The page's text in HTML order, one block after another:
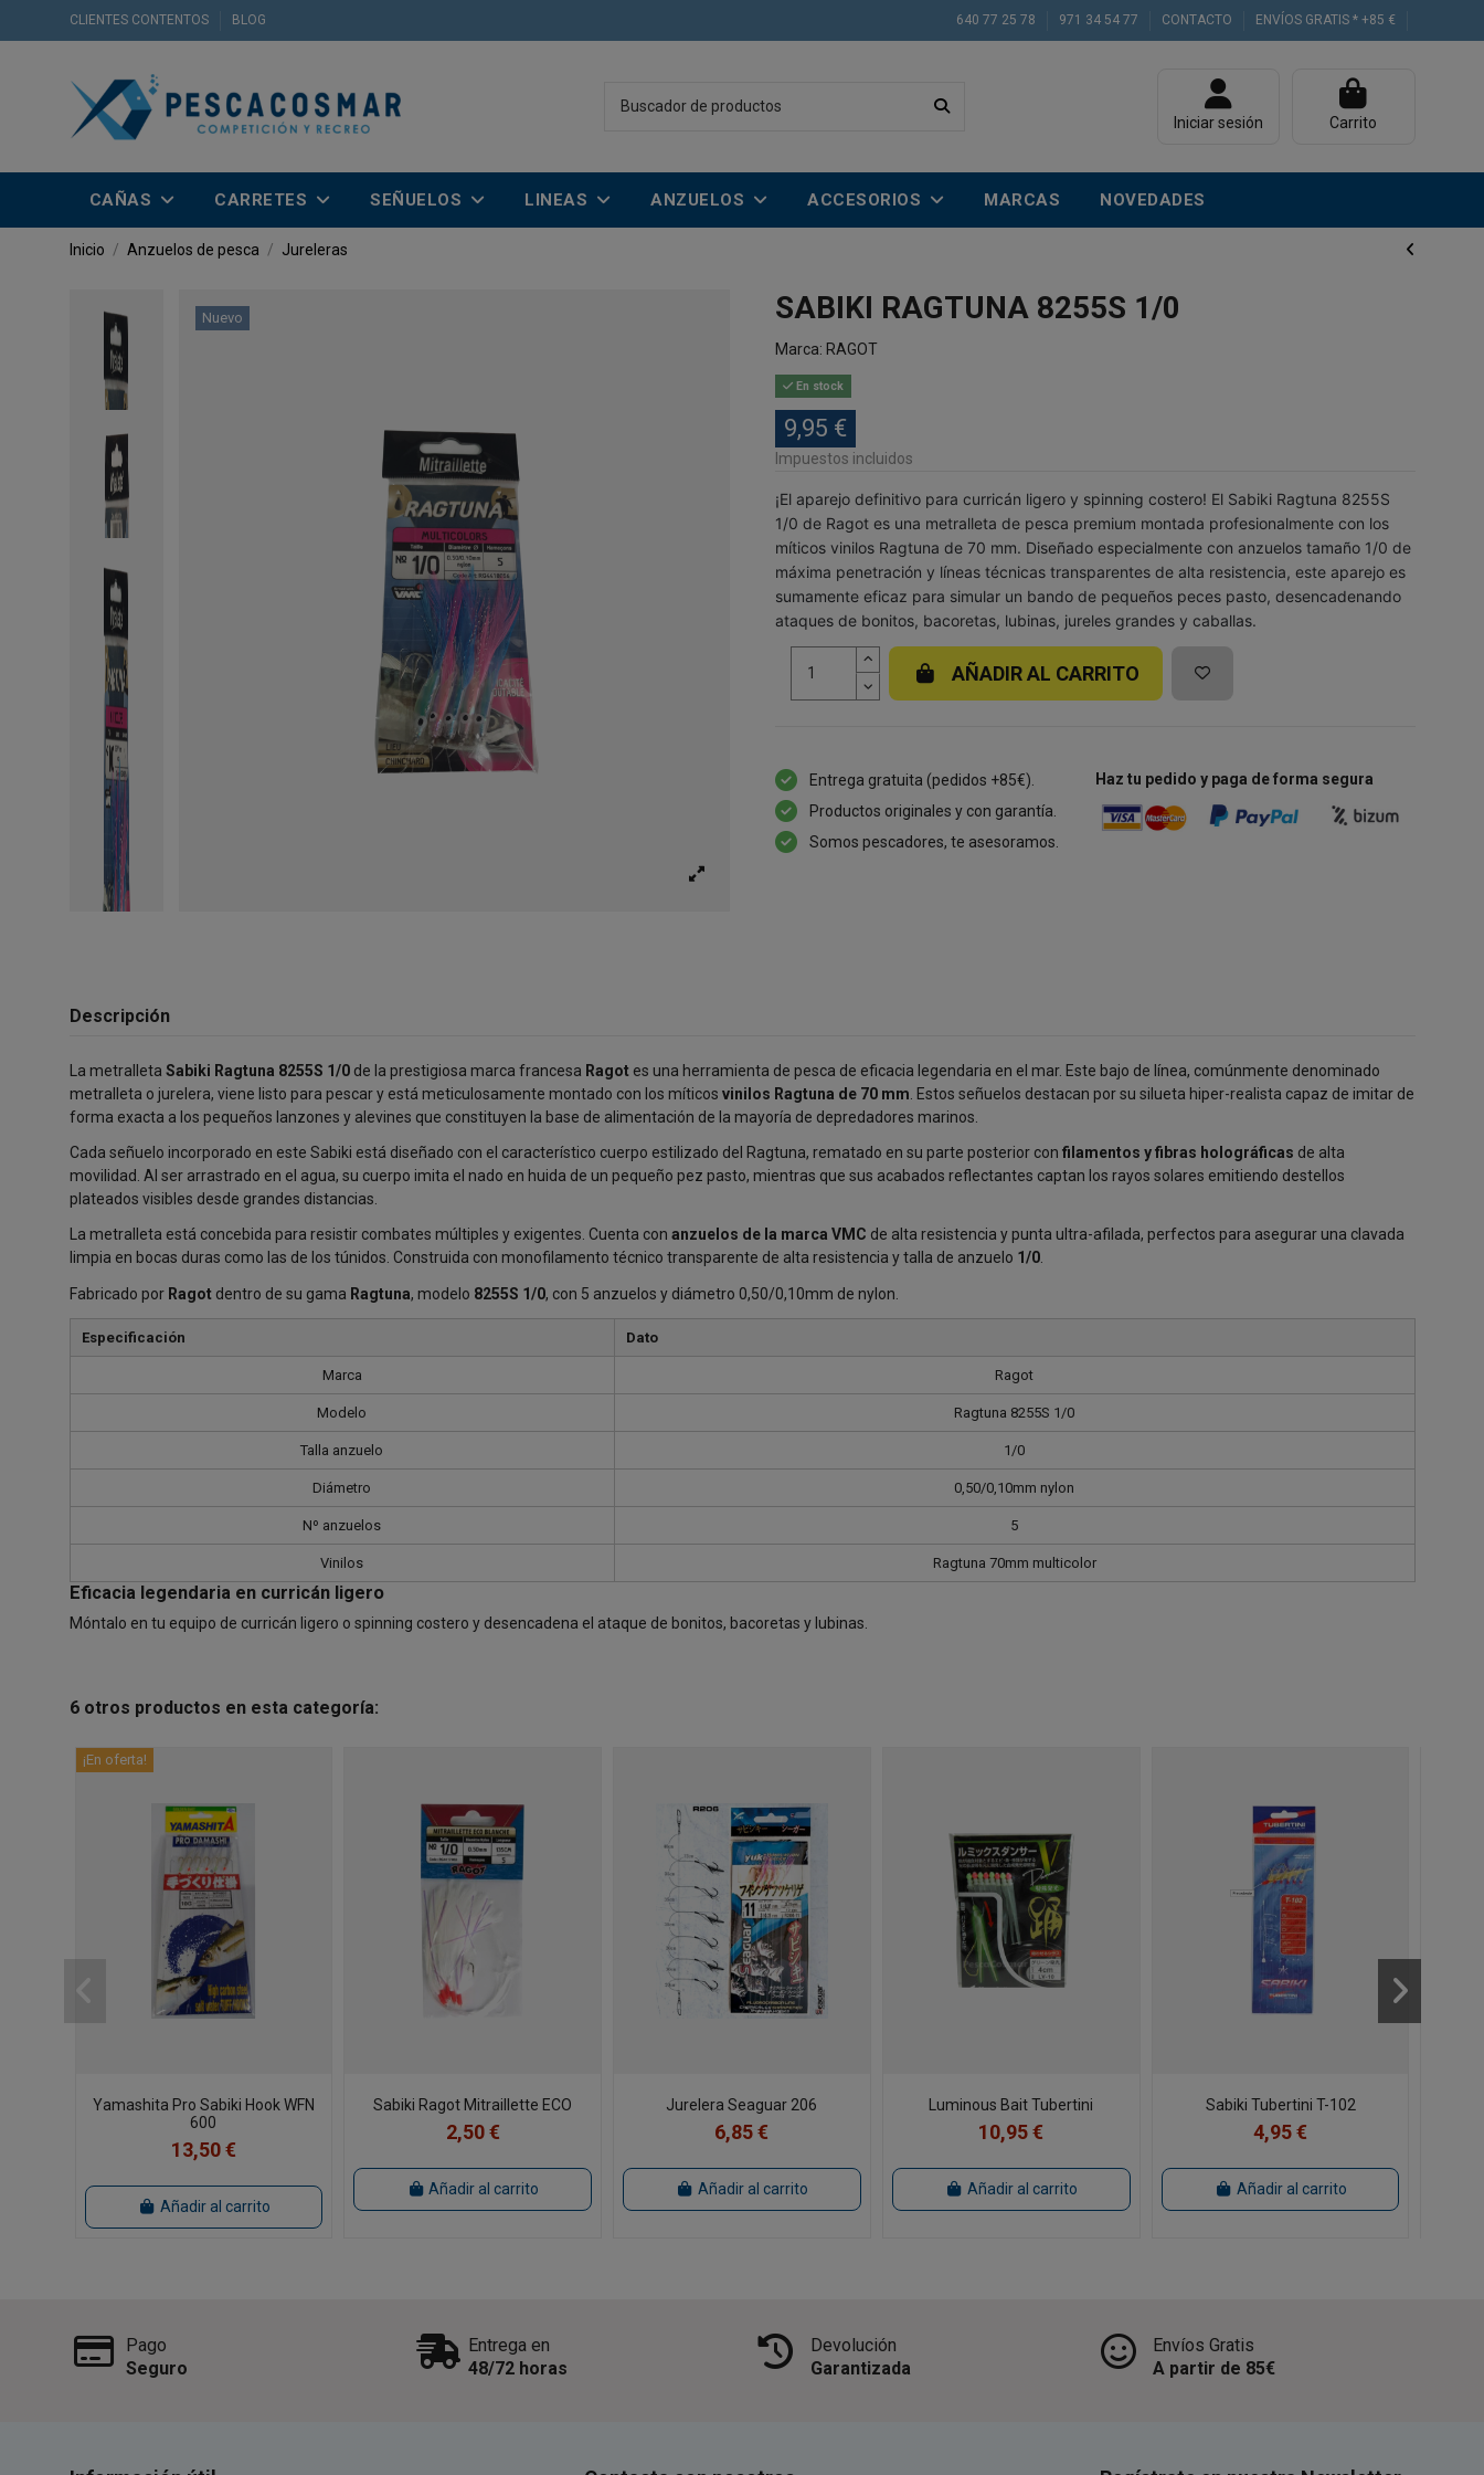
CLIENTES CONTENTOS BLOG 640 77 25 78 971 34 54 77 CONTACTO ENVÍOS GRATIS * +85 €
Iniciar sesión Carrito
CAÑAS CARRETES SEÑUELOS LINEAS ANZUELOS ACCESORIOS MARCAS NOVEDADES
Inicio Anzuelos de pesca Jureleras
Nuevo SABIKI RAGTUNA 8255S 1/0
Marca: RAGOT
En stock
9,95 €
Impuestos incluidos
¡El aparejo definitivo para curricán ligero y spinning costero! El Sabiki Ragtuna 8255S
1/0 de Ragot es una metralleta de pesca premium montada profesionalmente con los
míticos vinilos Ragtuna de 70 mm. Diseñado especialmente con anzuelos tamaño 1/0 de
máxima penetración y líneas técnicas transparentes de alta resistencia, este aparejo es
sumamente eficaz para simular un bando de pequeños peces pasto, desencadenando
ataques de bonitos, bacoretas, lubinas, jureles grandes y caballas.
AÑADIR AL CARRITO
Entrega gratuita (pedidos +85€).
Productos originales y con garantía.
Somos pescadores, te asesoramos.
Haz tu pedido y paga de forma segura
Descripción
La metralleta Sabiki Ragtuna 8255S 1/0de la prestigiosa marca francesa Ragotes una herramienta de pesca de eficacia legendaria en el mar. Este bajo de línea, comúnmente denominado
metralleta o jurelera, viene listo para pescar y está meticulosamente montado con los míticos vinilos Ragtuna de 70 mm . Estos señuelos destacan por su silueta hiper-realista capaz de imitar de
forma exacta a los pequeños lanzones y alevines que constituyen la base de alimentación de la mayoría de depredadores marinos.
Cada señuelo incorporado en este Sabiki está diseñado con el característico cuerpo estilizado del Ragtuna, rematado en su parte posterior con filamentos y fibras holográficas de alta
movilidad. Al ser arrastrado en el agua, su cuerpo imita el nado en huida de un pequeño pez pasto, mientras que sus acabados reflectantes captan los rayos solares emitiendo destellos
plateados visibles desde grandes distancias.
La metralleta está concebida para resistir combates múltiples y exigentes. Cuenta con anzuelos de la marca VMC de alta resistencia y punta ultra-afilada, perfectos para asegurar una clavada
limpia en bocas duras como las de los túnidos. Construida con monofilamento técnico transparente de alta resistencia y talla de anzuelo 1/0.
Fabricado por Ragotdentro de su gama Ragtuna, modelo 8255S 1/0, con 5 anzuelos y diámetro 0,50/0,10mm de nylon.
Especificación Dato
Marca Ragot
Modelo Ragtuna 8255S 1/0
Talla anzuelo 1/0
Diámetro 0,50/0,10mm nylon
Nº anzuelos 5
Vinilos Ragtuna 70mm multicolor
Eficacia legendaria en curricán ligero
Móntalo en tu equipo de curricán ligero o spinning costero y desencadena el ataque de bonitos, bacoretas y lubinas.
6 otros productos en esta categoría:
¡En oferta!
Yamashita Pro Sabiki Hook WFN
600
13,50 €
Añadir al carrito
Sabiki Ragot Mitraillette ECO
2,50 €
Añadir al carrito
Jurelera Seaguar 206
6,85 €
Añadir al carrito
Luminous Bait Tubertini
10,95 €
Añadir al carrito
Sabiki Tubertini T-102
4,95 €
Añadir al carrito
Pago
Seguro
Entrega en
48/72 horas
Devolución
Garantizada
Envíos Gratis
A partir de 85€